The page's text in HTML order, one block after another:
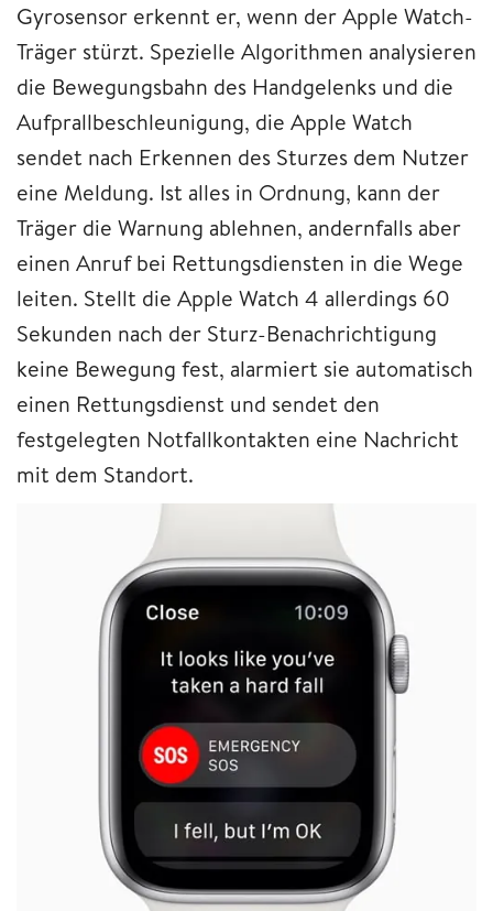
Gyrosensor erkennt er, wenn der Apple Watch-
Träger stürzt. Spezielle Algorithmen analysieren
die Bewegungsbahn des Handgelenks und die
Aufprallbeschleunigung, die Apple Watch
sendet nach Erkennen des Sturzes dem Nutzer
eine Meldung. Ist alles in Ordnung, kann der
Träger die Warnung ablehnen, andernfalls aber
einen Anruf bei Rettungsdiensten in die Wege
leiten. Stellt die Apple Watch 4 allerdings 60
Sekunden nach der Sturz-Benachrichtigung
keine Bewegung fest, alarmiert sie automatisch
einen Rettungsdienst und sendet den
festgelegten Notfallkontakten eine Nachricht
mit dem Standort.